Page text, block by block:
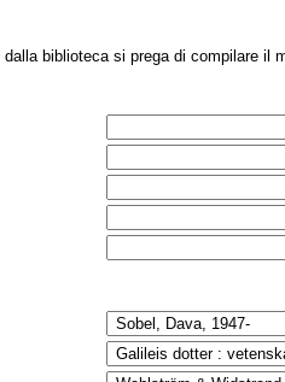
dalla biblioteca si prega di compilare il